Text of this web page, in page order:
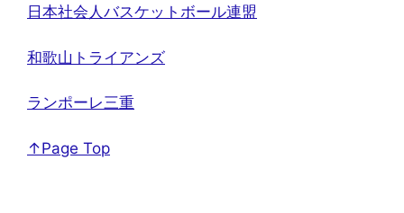
日本社会人バスケットボール連盟
和歌山トライアンズ
ランポーレ三重
↑Page Top